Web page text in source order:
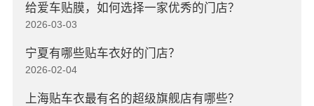
给爱车贴膜，如何选择一家优秀的门店？
2026-03-03
宁夏有哪些贴车衣好的门店？
2026-02-04
上海贴车衣最有名的超级旗舰店有哪些？